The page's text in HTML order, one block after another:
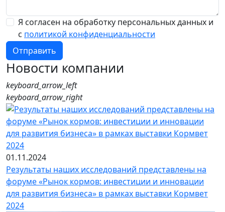
Я согласен на обработку персональных данных и
с политикой конфиденциальности
Отправить
Новости компании
keyboard_arrow_left
keyboard_arrow_right
01.11.2024
Результаты наших исследований представлены на
форуме «Рынок кормов: инвестиции и инновации
для развития бизнеса» в рамках выставки Кормвет
2024